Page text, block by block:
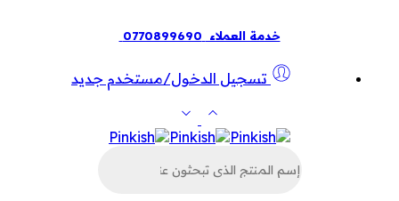
خدمة العملاء 0770899690
تسجيل الدخول/مستخدم جديد
عن